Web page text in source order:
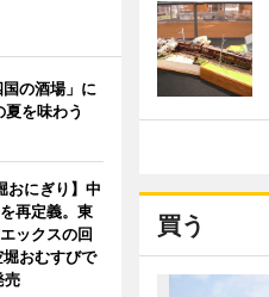
買う
国の酒場」に
を味わう
おにぎり】中
再定義。東
ックスの回
おむすびで
売